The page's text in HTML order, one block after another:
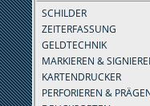
SCHILDER
ZEITERFASSUNG
GELDTECHNIK
MARKIEREN &
KARTENDRUCKER
PERFORIEREN &